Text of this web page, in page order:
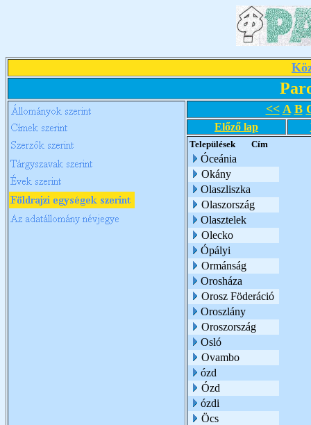
<< A B
Előző lap
Települések Cím
Óceánia
Okány
Olaszliszka
Olaszország
Olasztelek
Olecko
Ópályi
Ormánság
Orosháza
Orosz Föderáció
Oroszlány
Oroszország
Osló
Ovambo
ózd
Ózd
ózdi
Öcs